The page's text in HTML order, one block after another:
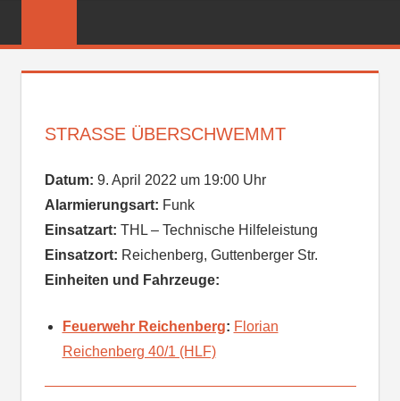
FEUERWEHR
STRASSE ÜBERSCHWEMMT
Datum: 9. April 2022 um 19:00 Uhr
Alarmierungsart: Funk
Einsatzart: THL – Technische Hilfeleistung
Einsatzort: Reichenberg, Guttenberger Str.
Einheiten und Fahrzeuge:
Feuerwehr Reichenberg: Florian
Reichenberg 40/1 (HLF)